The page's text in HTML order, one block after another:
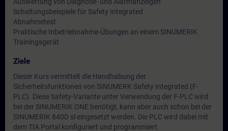
Schaltungsbeispiele für Safety Integrated
Abnahmetest
Praktische Inbetriebnahme-Übungen an einem SINUMERIK
Trainingsgerät
Ziele
Dieser Kurs vermittelt die Handhabung der
Sicherheitsfunktionen von SINUMERK Safety Integrated (F-
PLC). Diese Safety-Variante unter Verwendung der F-PLC wird
bei der SINUMERIK ONE benötigt, kann aber auch schon bei der
SINUMERIK 840D sl eingesetzt werden. Die PLC wird dabei mit
dem TIA Portal konfiguriert und programmiert.